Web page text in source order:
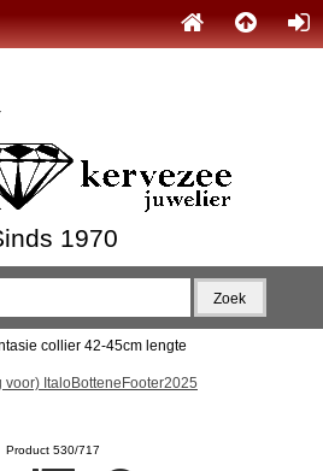
1970
collier 42-45cm lengte
Product 530/717